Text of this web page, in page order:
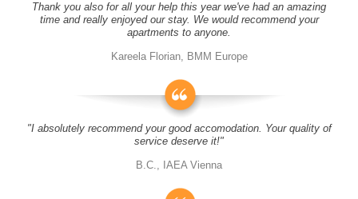
Thank you also for all your help this year we've had an amazing
time and really enjoyed our stay. We would recommend your
apartments to anyone.
Kareela Florian, BMM Europe
"I absolutely recommend your good accomodation. Your quality of
service deserve it!"
B.C., IAEA Vienna